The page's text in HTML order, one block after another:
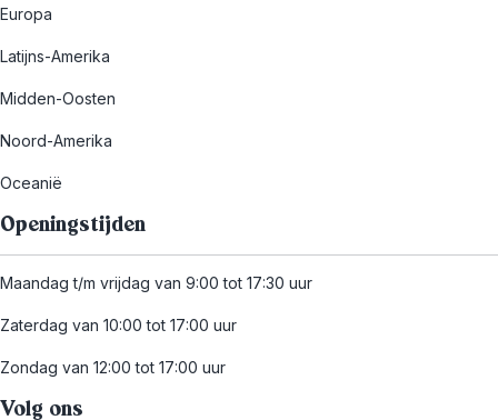
Europa
Latijns-Amerika
Midden-Oosten
Noord-Amerika
Oceanië
Openingstijden
Maandag t/m vrijdag van 9:00 tot 17:30 uur
Zaterdag van 10:00 tot 17:00 uur
Zondag van 12:00 tot 17:00 uur
Volg ons